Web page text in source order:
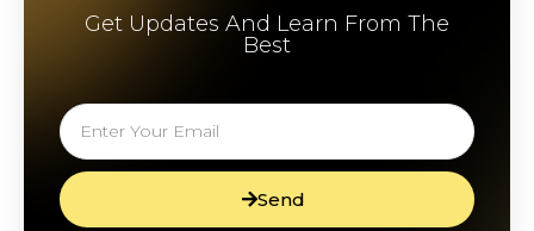
Get Updates And Learn From The
Best
Send